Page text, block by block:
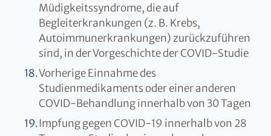
Müdigkeitssyndrome, die auf
Begleiterkrankungen (z. B. Krebs,
Autoimmunerkrankungen) zurückzuführen
sind, in der Vorgeschichte der COVID-Studie
Vorherige Einnahme des
Studienmedikaments oder einer anderen
COVID-Behandlung innerhalb von 30 Tagen
Impfung gegen COVID-19 innerhalb von 28